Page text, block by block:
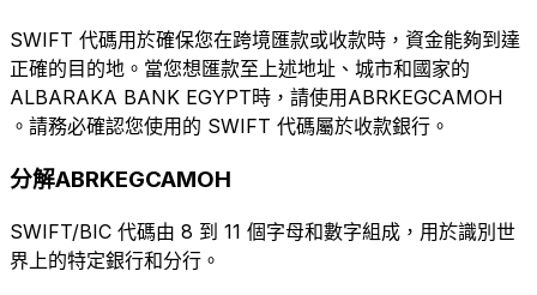
SWIFT 代碼用於確保您在跨境匯款或收款時，資金能夠到達
正確的目的地。當您想匯款至上述地址、城市和國家的
ALBARAKA BANK EGYPT時，請使用ABRKEGCAMOH
。請務必確認您使用的 SWIFT 代碼屬於收款銀行。
分解ABRKEGCAMOH
SWIFT/BIC 代碼由 8 到 11 個字母和數字組成，用於識別世
界上的特定銀行和分行。